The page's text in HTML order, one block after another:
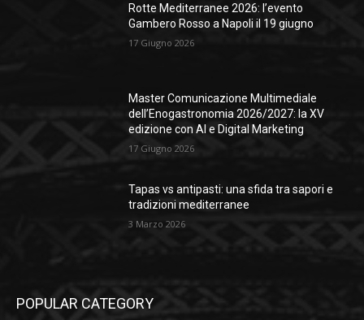
Rotte Mediterranee 2026: l’evento
Gambero Rosso a Napoli il 19 giugno
17 Giugno 2026
Master Comunicazione Multimediale
dell’Enogastronomia 2026/2027: la XV
edizione con AI e Digital Marketing
17 Giugno 2026
Tapas vs antipasti: una sfida tra sapori e
tradizioni mediterranee
3 Marzo 2026
POPULAR CATEGORY